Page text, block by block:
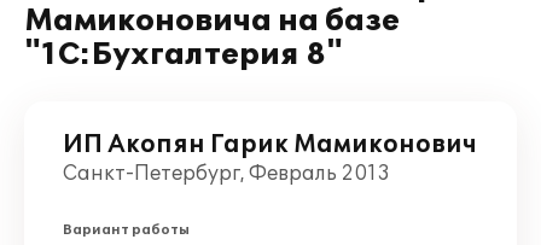
Мамиконовича на базе
"1С:Бухгалтерия 8"
ИП Акопян Гарик Мамиконович
Санкт-Петербург, Февраль 2013
Вариант работы